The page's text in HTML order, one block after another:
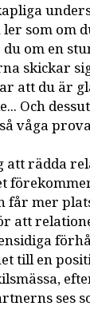
som om
om en
skickar
att du är
Och
våga
att rädda
får mer
att
till en
ses